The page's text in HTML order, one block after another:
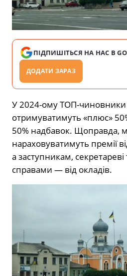
ПІДПИШІТЬСЯ НА НАС В
ДОДАТИ ЗАРАЗ
У 2024-ому ТОП-
отримуватимуть «плюс»
50% надбавок. Щоправда,
нараховуватимуть премії
а заступникам,
справами — від окладів.